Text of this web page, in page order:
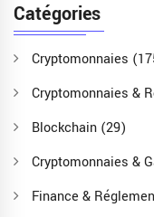
Catégories
Cryptomonnaies
Cryptomonnaies &
Blockchain (29)
Cryptomonnaies &
Finance &